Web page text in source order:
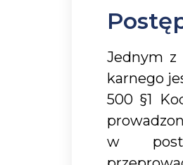
Jednym z
karnego
500 §1
w